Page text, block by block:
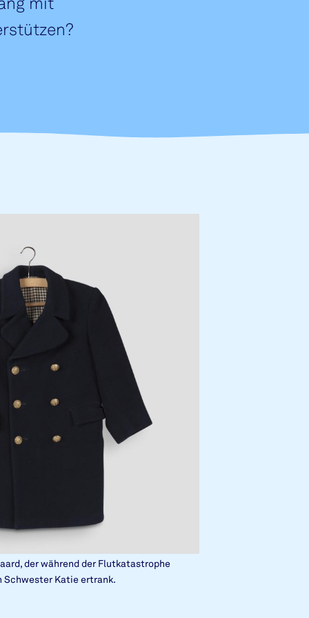
mit
der während der Flutkatastrophe
Schwester Katie ertrank.